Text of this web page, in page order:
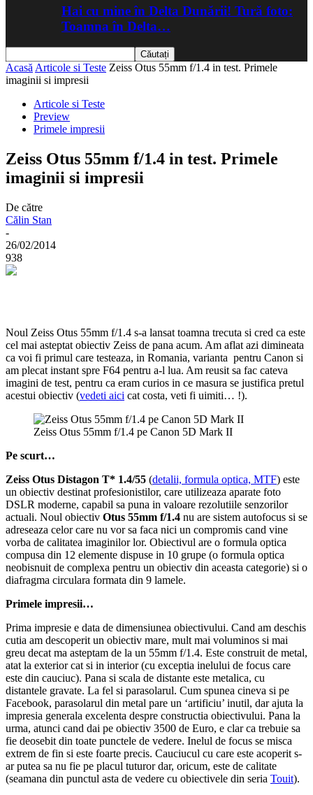
Hai cu mine în Delta Dunării! Tură foto:
Toamna în Delta…
Acasă Articole si Teste Zeiss Otus 55mm f/1.4 in test. Primele
imaginii si impresii
Articole si Teste
Preview
Primele impresii
Zeiss Otus 55mm f/1.4 in test. Primele
imaginii si impresii
De către
Călin Stan
-
26/02/2014
938
Noul Zeiss Otus 55mm f/1.4 s-a lansat toamna trecuta si cred ca este
cel mai asteptat obiectiv Zeiss de pana acum. Am aflat azi dimineata
ca voi fi primul care testeaza, in Romania, varianta pentru Canon si
am plecat instant spre F64 pentru a-l lua. Am reusit sa fac cateva
imagini de test, pentru ca eram curios in ce masura se justifica pretul
acestui obiectiv (vedeti aici cat costa, veti fi uimiti… !).
Zeiss Otus 55mm f/1.4 pe Canon 5D Mark II
Pe scurt…
Zeiss Otus Distagon T* 1.4/55 (detalii, formula optica, MTF) este
un obiectiv destinat profesionistilor, care utilizeaza aparate foto
DSLR moderne, capabil sa puna in valoare rezolutiile senzorilor
actuali. Noul obiectiv Otus 55mm f/1.4 nu are sistem autofocus si se
adreseaza celor care nu vor sa faca nici un compromis cand vine
vorba de calitatea imaginilor lor. Obiectivul are o formula optica
compusa din 12 elemente dispuse in 10 grupe (o formula optica
neobisnuit de complexa pentru un obiectiv din aceasta categorie) si o
diafragma circulara formata din 9 lamele.
Primele impresii…
Prima impresie e data de dimensiunea obiectivului. Cand am deschis
cutia am descoperit un obiectiv mare, mult mai voluminos si mai
greu decat ma asteptam de la un 55mm f/1.4. Este construit de metal,
atat la exterior cat si in interior (cu exceptia inelului de focus care
este din cauciuc). Pana si scala de distante este metalica, cu
distantele gravate. La fel si parasolarul. Cum spunea cineva si pe
Facebook, parasolarul din metal pare un ‘artificiu’ inutil, dar ajuta la
impresia generala excelenta despre constructia obiectivului. Pana la
urma, atunci cand dai pe obiectiv 3500 de Euro, e clar ca trebuie sa
fie deosebit din toate punctele de vedere. Inelul de focus se misca
extrem de fin si este foarte precis. Cauciucul cu care este acoperit s-
ar putea sa nu fie pe placul tuturor dar, oricum, este de calitate
(seamana din punctul asta de vedere cu obiectivele din seria Touit).